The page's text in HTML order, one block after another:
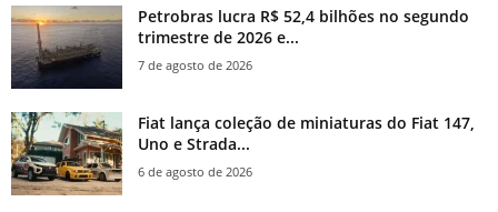
Petrobras lucra R$ 52,4 bilhões no segundo
trimestre de 2026 e...
7 de agosto de 2026
Fiat lança coleção de miniaturas do Fiat 147,
Uno e Strada...
6 de agosto de 2026